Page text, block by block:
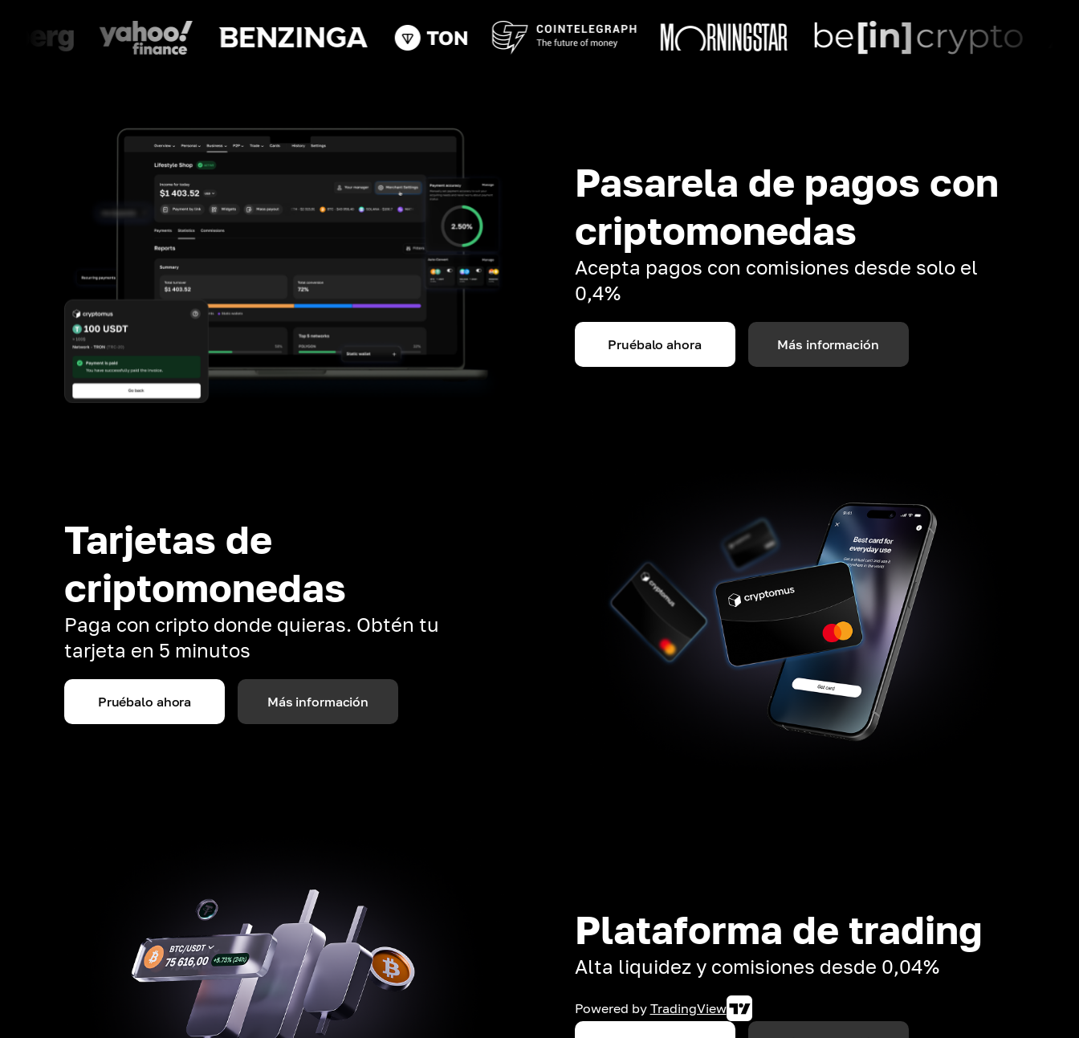
Pasarela de pagos con
criptomonedas
Acepta pagos con comisiones desde solo el
0,4%
Pruébalo ahora Más información
Tarjetas de
criptomonedas
Paga con cripto donde quieras. Obtén tu
tarjeta en 5 minutos
Pruébalo ahora Más información
Plataforma de trading
Alta liquidez y comisiones desde 0,04%
Powered by TradingView